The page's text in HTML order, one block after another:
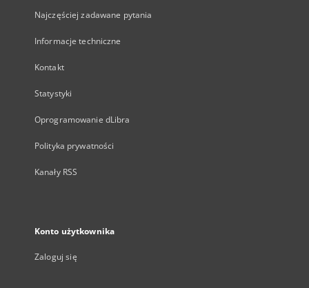
Najczęściej zadawane pytania
Informacje techniczne
Kontakt
Statystyki
Oprogramowanie dLibra
Polityka prywatności
Kanały RSS
Konto użytkownika
Zaloguj się